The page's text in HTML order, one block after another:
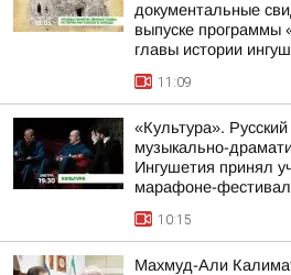
документальные
выпуске программы
главы истории
11:09
«Культура».
музыкально-
Ингушетия принял
марафоне-
10:15
Махмуд-Али